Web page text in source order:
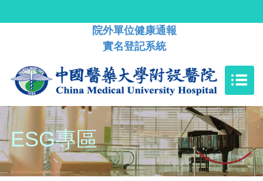
院外單位健康通報
實名登記系統
ESG專區